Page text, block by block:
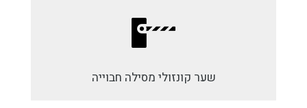
שער קונזולי מסילה חבוייה